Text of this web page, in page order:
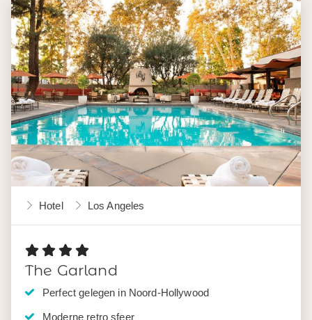
Hotel Los Angeles
The Garland
Perfect gelegen in Noord-Hollywood
Moderne retro sfeer